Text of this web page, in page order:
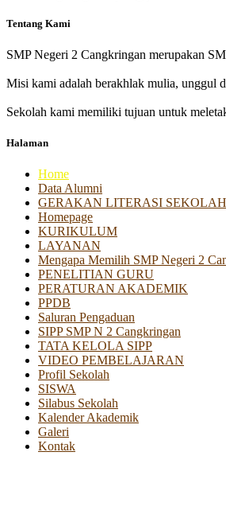
Tentang Kami
SMP Negeri 2 Cangkringan merupakan
Misi kami adalah berakhlak mulia, unggul
Sekolah kami memiliki tujuan untuk
Halaman
Home
Data Alumni
GERAKAN LITERASI
Homepage
KURIKULUM
LAYANAN
Mengapa Memilih SMP Negeri 2
PENELITIAN GURU
PERATURAN AKADEMIK
PPDB
Saluran Pengaduan
SIPP SMP N 2 Cangkringan
TATA KELOLA SIPP
VIDEO PEMBELAJARAN
Profil Sekolah
SISWA
Silabus Sekolah
Kalender Akademik
Galeri
Kontak